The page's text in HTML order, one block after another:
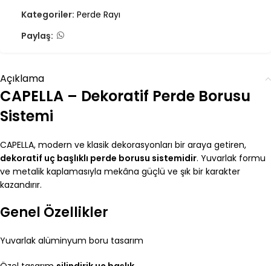
Kategoriler: Perde Rayı
Paylaş:
Açıklama
CAPELLA – Dekoratif Perde Borusu
Sistemi
CAPELLA, modern ve klasik dekorasyonları bir araya getiren,
dekoratif uç başlıklı perde borusu sistemidir. Yuvarlak formu
ve metalik kaplamasıyla mekâna güçlü ve şık bir karakter
kazandırır.
Genel Özellikler
Yuvarlak alüminyum boru tasarım